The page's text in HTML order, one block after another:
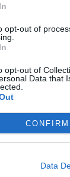
opt-out of
opt-out of
Data that
CONFIRM
Data
του
στο
δύο
article/